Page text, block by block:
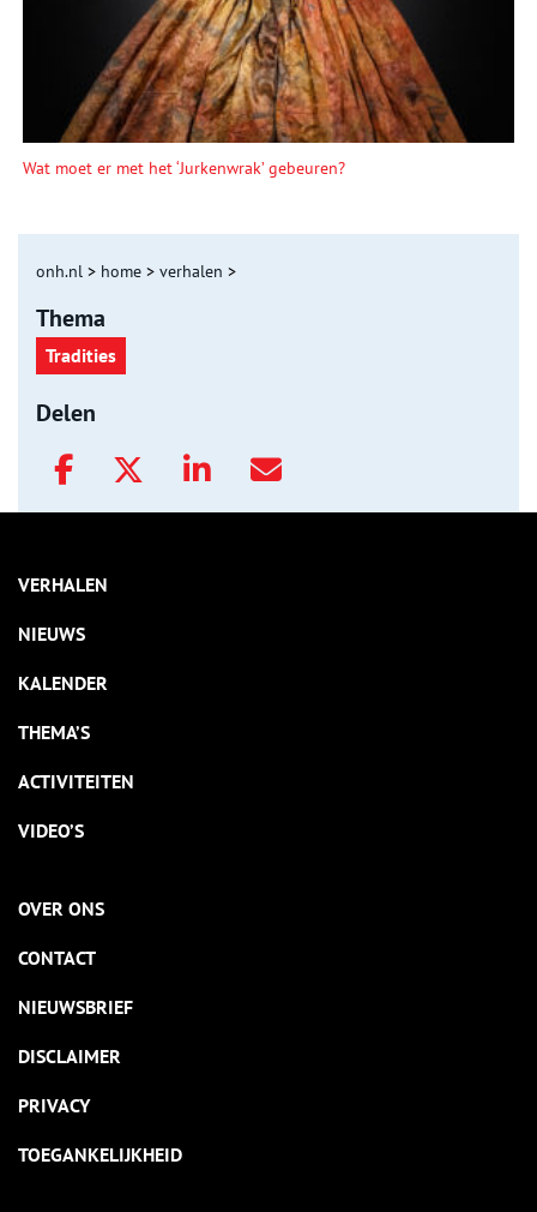
Wat moet er met het ‘Jurkenwrak’ gebeuren?
onh.nl > home > verhalen >
Thema
Tradities
Delen
VERHALEN
NIEUWS
KALENDER
THEMA’S
ACTIVITEITEN
VIDEO’S
OVER ONS
CONTACT
NIEUWSBRIEF
DISCLAIMER
PRIVACY
TOEGANKELIJKHEID